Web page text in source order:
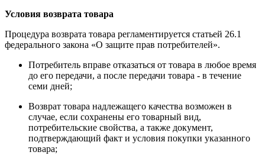
Условия возврата товара
Процедура возврата товара регламентируется статьей 26.1
федерального закона «О защите прав потребителей».
Потребитель вправе отказаться от товара в любое время
до его передачи, а после передачи товара - в течение
семи дней;
Возврат товара надлежащего качества возможен в
случае, если сохранены его товарный вид,
потребительские свойства, а также документ,
подтверждающий факт и условия покупки указанного
товара;